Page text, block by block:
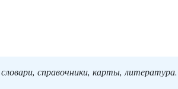
справочники, карты,